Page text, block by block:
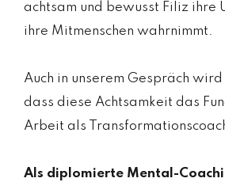
achtsam und bewusst Filiz ihre
ihre Mitmenschen wahrnimmt.
Auch in unserem Gespräch
dass diese Achtsamkeit das
Arbeit als
Als diplomierte Mental-